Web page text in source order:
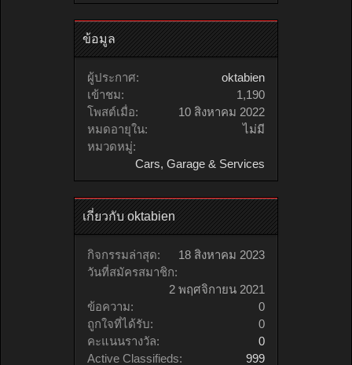
ข้อมูล
ผู้ประกาศ:
oktabien
เข้าชม:
1,190
โพสต์เมื่อ:
10 สิงหาคม 2022
หมดอายุใน:
ไม่มี
หมวดหมู่:
Cars, Garage & Services
เกี่ยวกับ oktabien
กิจกรรมล่าสุด:
18 สิงหาคม 2023
วันที่สมัครสมาชิก:
2 พฤศจิกายน 2021
ข้อความ:
0
ถูกใจที่ได้รับ:
0
คะแนนรางวัล:
0
Active Classifieds:
999